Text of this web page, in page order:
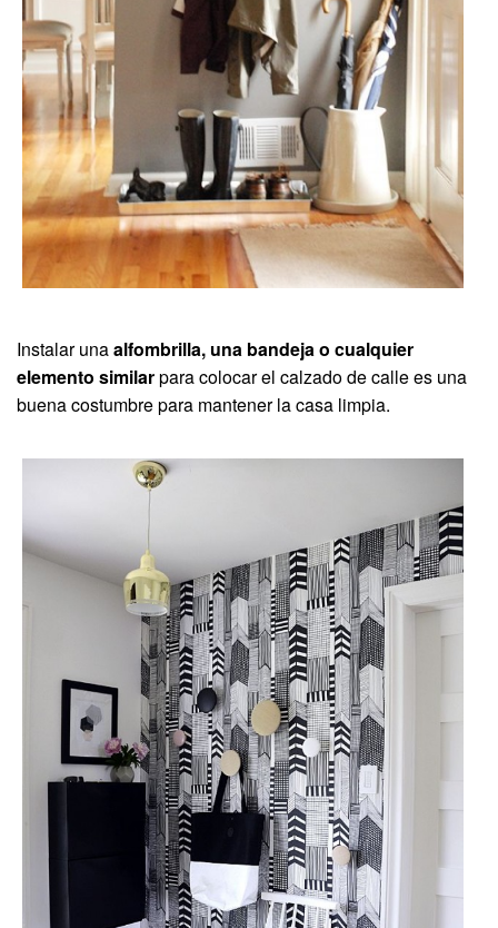
Instalar unaalfombrilla, una bandeja o cualquier
elemento similarpara colocar el calzado de calle es una
buena costumbre para mantener la casa limpia.